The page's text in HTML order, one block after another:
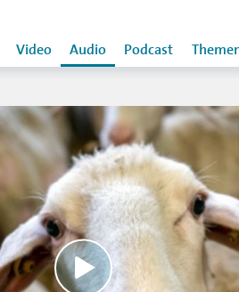
Video Audio Podcast